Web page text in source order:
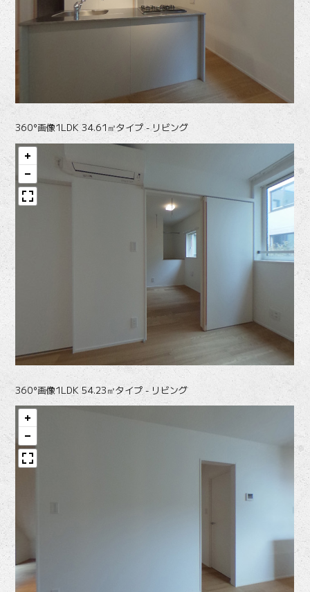
360°画像1LDK 34.61㎡タイプ - リビング
360°画像1LDK 54.23㎡タイプ - リビング